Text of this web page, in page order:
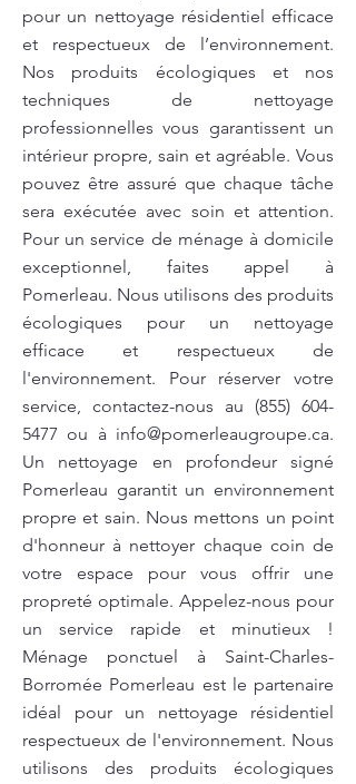
pour un nettoyage résidentiel efficace
et respectueux de l’environnement.
Nos produits écologiques et nos
techniques de nettoyage
professionnelles vous garantissent un
intérieur propre, sain et agréable. Vous
pouvez être assuré que chaque tâche
sera exécutée avec soin et attention.
Pour un service de ménage à domicile
exceptionnel, faites appel à
Pomerleau. Nous utilisons des produits
écologiques pour un nettoyage
efficace et respectueux de
l'environnement. Pour réserver votre
service, contactez-nous au (855) 604-
5477 ou à info@pomerleaugroupe.ca.
Un nettoyage en profondeur signé
Pomerleau garantit un environnement
propre et sain. Nous mettons un point
d'honneur à nettoyer chaque coin de
votre espace pour vous offrir une
propreté optimale. Appelez-nous pour
un service rapide et minutieux !
Ménage ponctuel à Saint-Charles-
Borromée Pomerleau est le partenaire
idéal pour un nettoyage résidentiel
respectueux de l'environnement. Nous
utilisons des produits écologiques